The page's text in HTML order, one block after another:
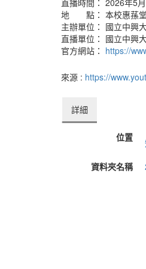
直播時間： 2026年5
地 點： 本校惠蓀堂
主辦單位： 國立中興
直播單位： 國立中興
官方網站： https://
來源 : https://
詳細
位置
資料夾名稱